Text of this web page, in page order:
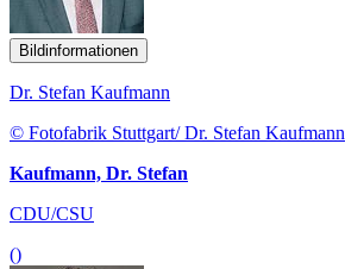
Bildinformationen
Dr. Stefan Kaufmann
© Fotofabrik Stuttgart/ Dr. Stefan Kaufmann
Kaufmann, Dr. Stefan
CDU/CSU
()